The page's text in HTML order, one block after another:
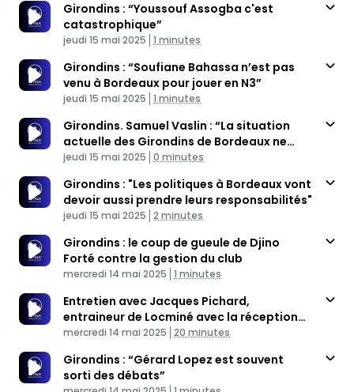
Girondins : “Youssouf Assogba c'est
catastrophique”
Published At
jeudi 15 mai 2025 Time
1 minutes
Girondins : “Soufiane Bahassa n’est pas
venu à Bordeaux pour jouer en N3”
Published At
jeudi 15 mai 2025 Time
1 minutes
Girondins. Samuel Vaslin : “La situation
actuelle des Girondins de Bordeaux ne
véhicule pas les valeurs du club”
Published At
jeudi 15 mai 2025 Time
0 minutes
Girondins : "Les politiques à Bordeaux vont
devoir aussi prendre leurs responsabilités"
Published At
jeudi 15 mai 2025 Time
2 minutes
Girondins : le coup de gueule de Djino
Forté contre la gestion du club
Published At
mercredi 14 mai 2025 Time
1 minutes
Entretien avec Jacques Pichard,
entraineur de Locminé avec la réception
des Girondins de Bordeaux
Published At
mercredi 14 mai 2025 Time
20 minutes
Girondins : “Gérard Lopez est souvent
sorti des débats”